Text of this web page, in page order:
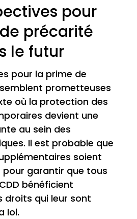
pour
précarité
le futur
pour la prime de
prometteuses
où la protection des
devient une
au sein des
Il est probable que
soient
pour garantir que tous
bénéficient
droits qui leur sont
loi.